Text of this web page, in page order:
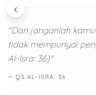
‹
"Dan janganlah
tidak mempunyai
Al-Isra: 36)"
— QS AL-ISRA: 36